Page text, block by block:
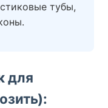
тубы,
для